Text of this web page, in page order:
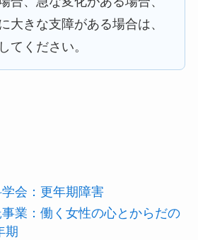
大きな支障がある場合は、
てください。
会：更年期障害
業：働く女性の心とからだの
期